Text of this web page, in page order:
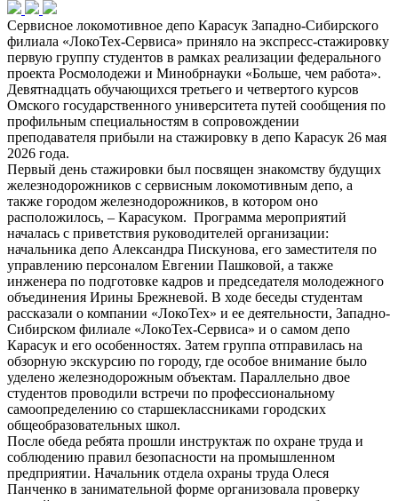
Сервисное локомотивное депо Карасук Западно-Сибирского
филиала «ЛокоТех-Сервиса» приняло на экспресс-стажировку
первую группу студентов в рамках реализации федерального
проекта Росмолодежи и Минобрнауки «Больше, чем работа».
Девятнадцать обучающихся третьего и четвертого курсов
Омского государственного университета путей сообщения по
профильным специальностям в сопровождении
преподавателя прибыли на стажировку в депо Карасук 26 мая
2026 года.
Первый день стажировки был посвящен знакомству будущих
железнодорожников с сервисным локомотивным депо, а
также городом железнодорожников, в котором оно
расположилось, – Карасуком. Программа мероприятий
началась с приветствия руководителей организации:
начальника депо Александра Пискунова, его заместителя по
управлению персоналом Евгении Пашковой, а также
инженера по подготовке кадров и председателя молодежного
объединения Ирины Брежневой. В ходе беседы студентам
рассказали о компании «ЛокоТех» и ее деятельности, Западно-
Сибирском филиале «ЛокоТех-Сервиса» и о самом депо
Карасук и его особенностях. Затем группа отправилась на
обзорную экскурсию по городу, где особое внимание было
уделено железнодорожным объектам. Параллельно двое
студентов проводили встречи по профессиональному
самоопределению со старшеклассниками городских
общеобразовательных школ.
После обеда ребята прошли инструктаж по охране труда и
соблюдению правил безопасности на промышленном
предприятии. Начальник отдела охраны труда Олеся
Панченко в занимательной форме организовала проверку